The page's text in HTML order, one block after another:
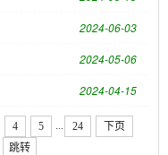
2024-06-03
2024-05-06
2024-04-15
4 5 24
下页
跳转